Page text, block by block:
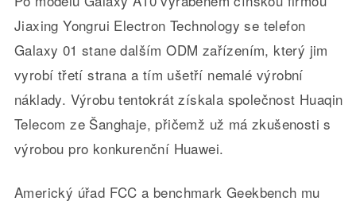
Jiaxing Yongrui Electron Technology se telefon
Galaxy 01 stane dalším ODM zařízením, který jim
vyrobí třetí strana a tím ušetří nemalé výrobní
náklady. Výrobu tentokrát získala společnost Huaqin
Telecom ze Šanghaje, přičemž už má zkušenosti s
výrobou pro konkurenční Huawei.
Americký úřad FCC a benchmark Geekbench mu